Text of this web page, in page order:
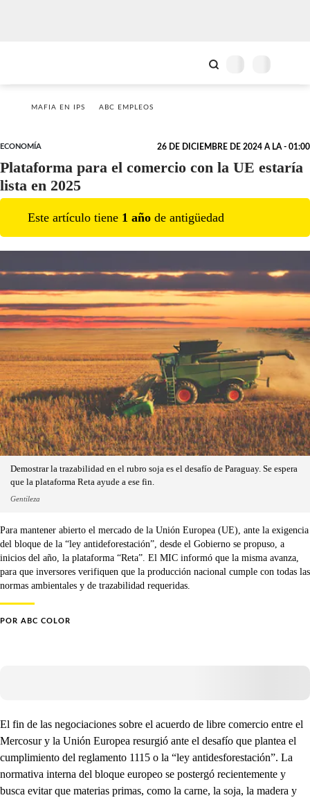
MAFIA EN IPS ABC EMPLEOS
ECONOMÍA 26 DE DICIEMBRE DE 2024 A LA - 01:00
Plataforma para el comercio con la UE estaría
lista en 2025
Este artículo tiene 1 año de antigüedad
Demostrar la trazabilidad en el rubro soja es el desafío de Paraguay. Se espera
que la plataforma Reta ayude a ese fin.
Gentileza
Para mantener abierto el mercado de la Unión Europea (UE), ante la exigencia
del bloque de la “ley antideforestación”, desde el Gobierno se propuso, a
inicios del año, la plataforma “Reta”. El MIC informó que la misma avanza,
para que inversores verifiquen que la producción nacional cumple con todas las
normas ambientales y de trazabilidad requeridas.
POR ABC COLOR
El fin de las negociaciones sobre el acuerdo de libre comercio entre el
Mercosur y la Unión Europea resurgió ante el desafío que plantea el
cumplimiento del reglamento 1115 o la “ley antidesforestación”. La
normativa interna del bloque europeo se postergó recientemente y
busca evitar que materias primas, como la carne, la soja, la madera y